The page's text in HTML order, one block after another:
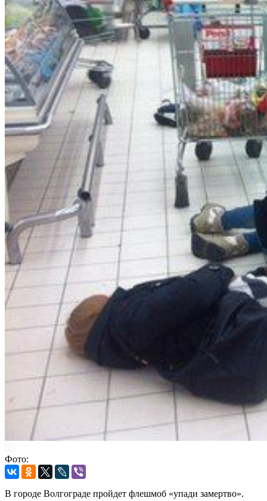
Фото:
В городе Волгограде пройдет флешмоб «упади замертво».